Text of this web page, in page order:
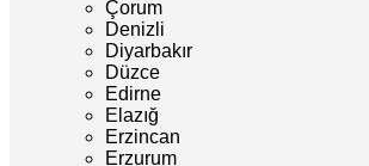
Çorum
Denizli
Diyarbakır
Düzce
Edirne
Elazığ
Erzincan
Erzurum